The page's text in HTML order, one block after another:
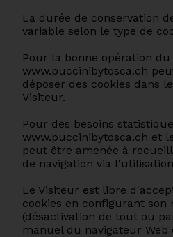
La durée de conservation
variable selon le type de
Pour la bonne opération
www.puccinibytosca.ch
déposer des cookies dans
Visiteur.
Pour des besoins
www.puccinibytosca.ch et
peut être amenée à
de navigation via
Le Visiteur est libre
cookies en configurant son
(désactivation de tout ou
manuel du navigateur Web